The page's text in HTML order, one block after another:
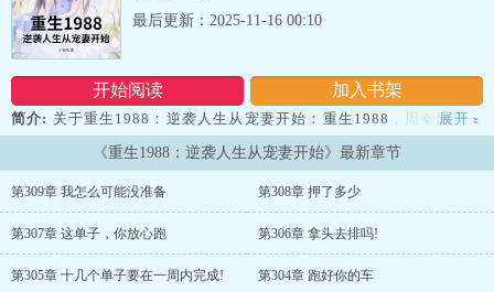
开始阅读 加入书架
最后更新：2025-11-16 00:10
简介: 关于重生1988：逆袭人生从宠妻开始：重生1988，周秦刚扇飞
勾引他的村妇刘菊香，就迎来逃荒而来的未婚妻郑苏月。前世因这场
误会身败名裂，今生他手撕泼妇、怒怼村痞，当众揭穿腌臜丑事。穷
小子带着俏媳妇，在物资匮乏的年代开荒致富。...
展开 »
《重生1988：逆袭人生从宠妻开始》最新章节
第309章 我怎么可能没准备 第308章 押了多少
第307章 这单子，你放心跑 第306章 拿头去排吗!
第305章 十几个单子要在一周内完成! 第304章 跑好你的车